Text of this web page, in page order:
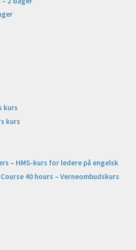
kurs
kurs
– HMS-kurs for ledere på engelsk
40 hours – Verneombudskurs